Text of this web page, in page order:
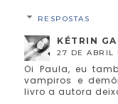
RESPOSTAS
KÉTRIN
27 DE ABRIL
Oi Paula, eu
vampiros e
livro a autora